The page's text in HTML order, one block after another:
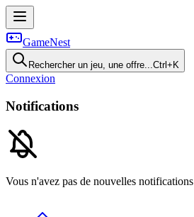
GameNest
Rechercher un jeu, une offre...Ctrl+K
Connexion
Notifications
Vous n'avez pas de nouvelles notifications